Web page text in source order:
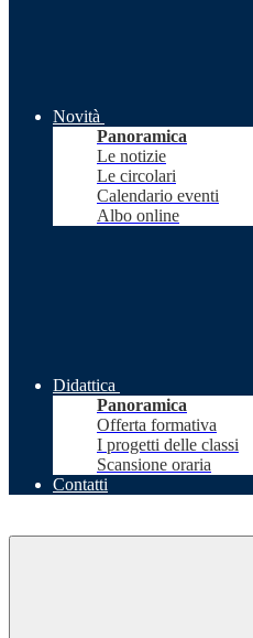
Novità
Panoramica
Le notizie
Le circolari
Calendario eventi
Albo online
Didattica
Panoramica
Offerta formativa
I progetti delle classi
Scansione oraria
Contatti